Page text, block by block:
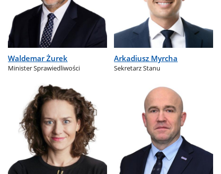
Waldemar Żurek
Minister Sprawiedliwości
Arkadiusz Myrcha
Sekretarz Stanu